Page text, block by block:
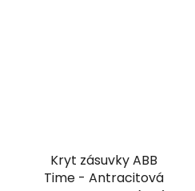
Kryt zásuvky ABB
Time - Antracitová